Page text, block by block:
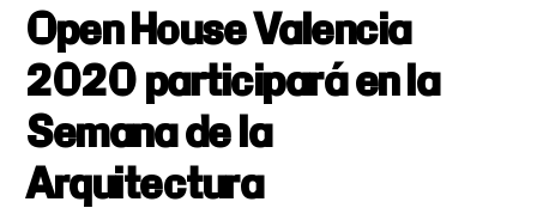
Open House Valencia
2020 participará en la
Semana de la
Arquitectura